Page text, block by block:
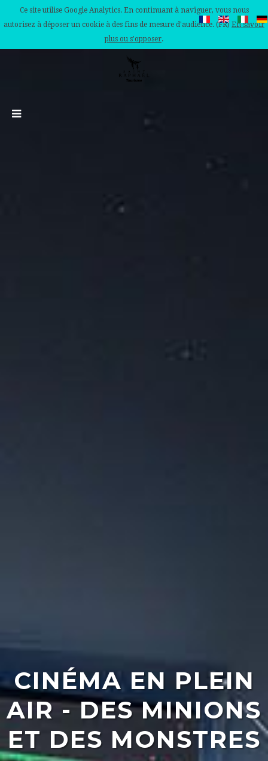
Ce site utilise Google Analytics. En continuant à naviguer, vous nous
autorisez à déposer un cookie à des fins de mesure d'audience. (FR) En savoir
plus ou s'opposer.
CINÉMA EN PLEIN
AIR - DES MINIONS
ET DES MONSTRES